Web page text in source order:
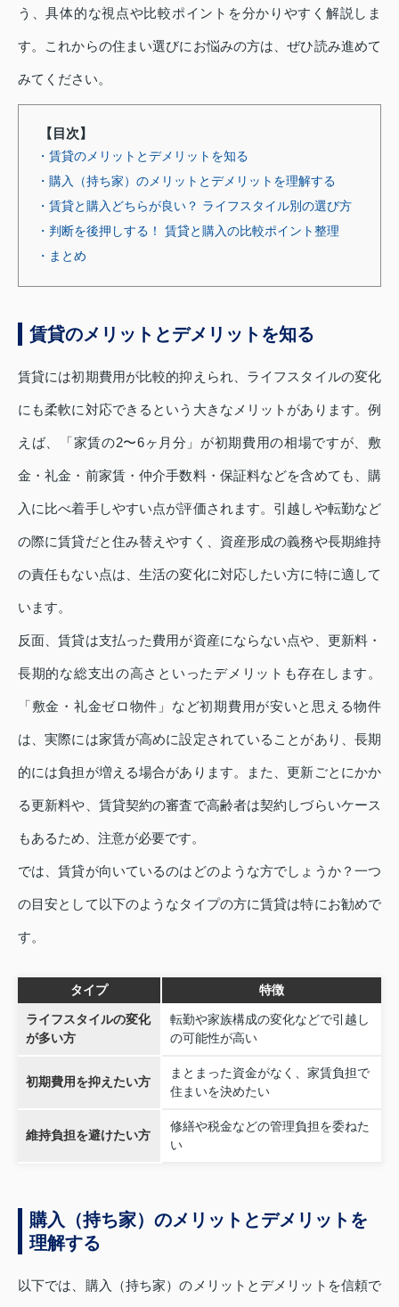
う、具体的な視点や比較ポイントを分かりやすく解説しま
す。これからの住まい選びにお悩みの方は、ぜひ読み進めて
みてください。
【目次】
・賃貸のメリットとデメリットを知る
・購入（持ち家）のメリットとデメリットを理解する
・賃貸と購入どちらが良い？ ライフスタイル別の選び方
・判断を後押しする！ 賃貸と購入の比較ポイント整理
・まとめ
賃貸のメリットとデメリットを知る
賃貸には初期費用が比較的抑えられ、ライフスタイルの変化
にも柔軟に対応できるという大きなメリットがあります。例
えば、「家賃の2〜6ヶ月分」が初期費用の相場ですが、敷
金・礼金・前家賃・仲介手数料・保証料などを含めても、購
入に比べ着手しやすい点が評価されます。引越しや転勤など
の際に賃貸だと住み替えやすく、資産形成の義務や長期維持
の責任もない点は、生活の変化に対応したい方に特に適して
います。
反面、賃貸は支払った費用が資産にならない点や、更新料・
長期的な総支出の高さといったデメリットも存在します。
「敷金・礼金ゼロ物件」など初期費用が安いと思える物件
は、実際には家賃が高めに設定されていることがあり、長期
的には負担が増える場合があります。また、更新ごとにかか
る更新料や、賃貸契約の審査で高齢者は契約しづらいケース
もあるため、注意が必要です。
では、賃貸が向いているのはどのような方でしょうか？一つ
の目安として以下のようなタイプの方に賃貸は特にお勧めで
す。
タイプ 特徴
ライフスタイルの変化
が多い方
転勤や家族構成の変化などで引越し
の可能性が高い
初期費用を抑えたい方
まとまった資金がなく、家賃負担で
住まいを決めたい
維持負担を避けたい方
修繕や税金などの管理負担を委ねた
い
購入（持ち家）のメリットとデメリットを
理解する
以下では、購入（持ち家）のメリットとデメリットを信頼で